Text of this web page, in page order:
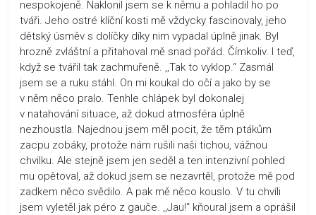
nespokojeně. Naklonil jsem se k němu a pohladil ho po
tváři. Jeho ostré klíční kosti mě vždycky fascinovaly, jeho
dětský úsměv s dolíčky díky nim vypadal úplně jinak. Byl
hrozně zvláštní a přitahoval mě snad pořád. Čímkoliv. I teď,
když se tvářil tak zachmuřeně. ,,Tak to vyklop.“ Zasmál
jsem se a ruku stáhl. On mi koukal do očí a jako by se
v něm něco pralo. Tenhle chlápek byl dokonalej
v natahování situace, až dokud atmosféra úplně
nezhoustla. Najednou jsem měl pocit, že těm ptákům
zacpu zobáky, protože nám rušili naši tichou, vážnou
chvilku. Ale stejně jsem jen seděl a ten intenzivní pohled
mu opětoval, až dokud jsem se nezavrtěl, protože mě pod
zadkem něco svědilo. A pak mě něco kouslo. V tu chvíli
jsem vyletěl jak péro z gauče. ,,Jau!“ kňoural jsem a oprášil